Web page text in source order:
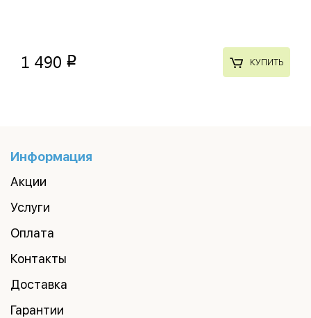
1 490 p КУПИТЬ
Информация
Акции
Услуги
Оплата
Контакты
Доставка
Гарантии